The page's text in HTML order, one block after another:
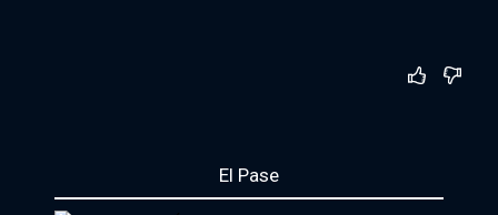
El Pase